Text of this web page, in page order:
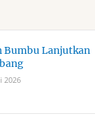
Bumbu Lanjutkan
2026